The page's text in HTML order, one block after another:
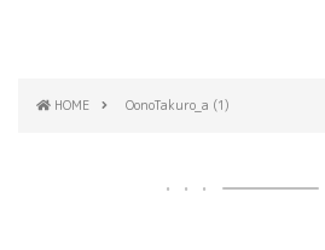
HOME OonoTakuro_a (1)